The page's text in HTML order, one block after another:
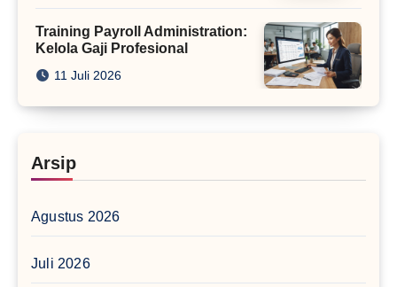
Training Payroll Administration:
Kelola Gaji Profesional
11 Juli 2026
Arsip
Agustus 2026
Juli 2026